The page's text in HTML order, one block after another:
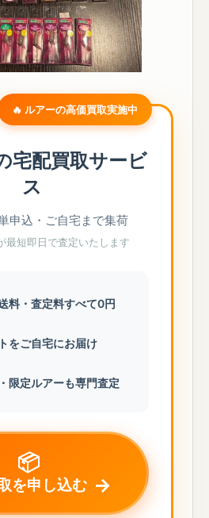
🔥 ルアーの高価買取実施中
宅配買取サービ
ス
申込・ご自宅まで集荷
最短即日で査定いたします
料・査定料すべて0円
をご自宅にお届け
限定ルアーも専門査定
📦
を申し込む →